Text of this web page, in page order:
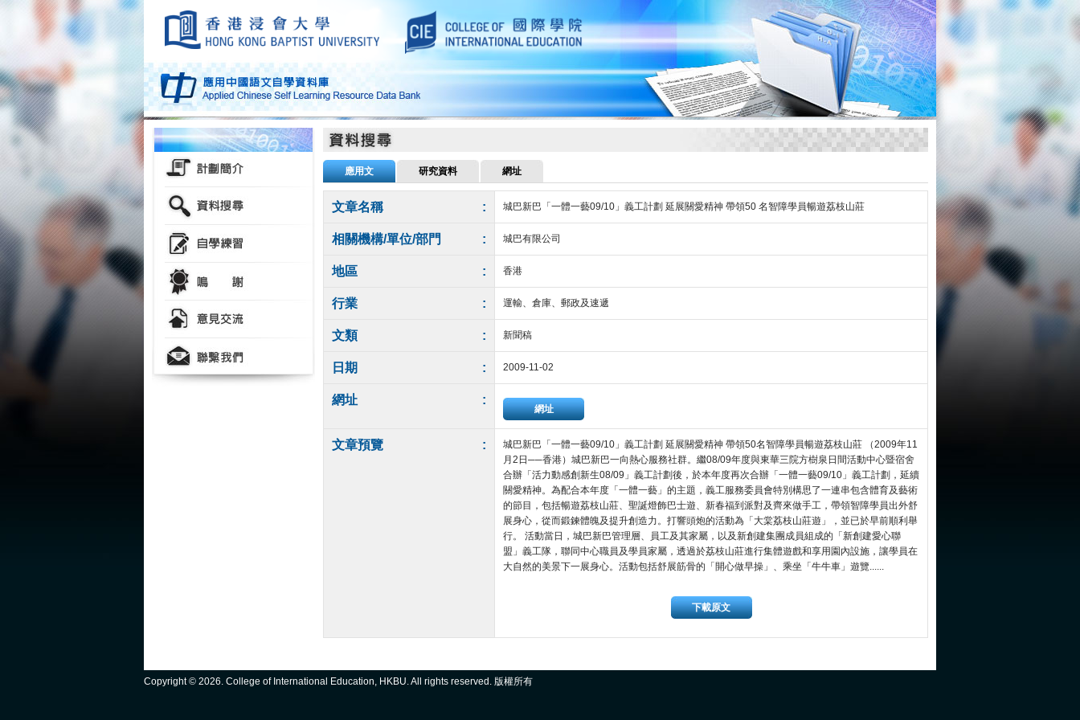
應用文 研究資料 網址
文章名稱 : 城巴新巴「一體一藝09/10」義工計劃 延展關愛精神 帶領50 名智障學員暢遊荔枝山莊
相關機構/單位/部門 : 城巴有限公司
地區 : 香港
行業 : 運輸、倉庫、郵政及速遞
文類 : 新聞稿
日期 : 2009-11-02
網址 :
網址
文章預覽 :
城巴新巴「一體一藝09/10」義工計劃 延展關愛精神 帶領50名智障學員暢遊荔枝山莊 （2009年11
月2日──香港）城巴新巴一向熱心服務社群。繼08/09年度與東華三院方樹泉日間活動中心暨宿舍
合辦「活力動感創新生08/09」義工計劃後，於本年度再次合辦「一體一藝09/10」義工計劃，延續
關愛精神。為配合本年度「一體一藝」的主題，義工服務委員會特別構思了一連串包含體育及藝術
的節目，包括暢遊荔枝山莊、聖誕燈飾巴士遊、新春福到派對及齊來做手工，帶領智障學員出外舒
展身心，從而鍛鍊體魄及提升創造力。打響頭炮的活動為「大棠荔枝山莊遊」，並已於早前順利舉
行。 活動當日，城巴新巴管理層、員工及其家屬，以及新創建集團成員組成的「新創建愛心聯
盟」義工隊，聯同中心職員及學員家屬，透過於荔枝山莊進行集體遊戲和享用園內設施，讓學員在
大自然的美景下一展身心。活動包括舒展筋骨的「開心做早操」、乘坐「牛牛車」遊覽......
下載原文
Copyright © 2026. College of International Education, HKBU. All rights reserved. 版權所有